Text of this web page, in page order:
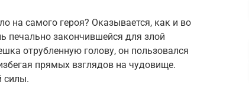
на самого героя? Оказывается, как и во
печально закончившейся для злой
отрубленную голову, он пользовался
прямых взглядов на чудовище.
силы.